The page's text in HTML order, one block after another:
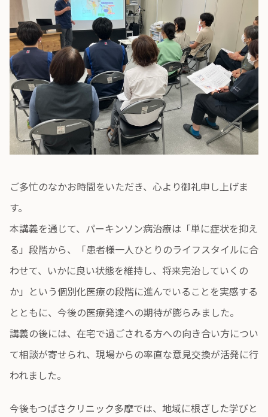
ご多忙のなかお時間をいただき、心より御礼申し上げま
す。
本講義を通じて、パーキンソン病治療は「単に症状を抑え
る」段階から、「患者様一人ひとりのライフスタイルに合
わせて、いかに良い状態を維持し、将来完治していくの
か」という個別化医療の段階に進んでいることを実感する
とともに、今後の医療発達への期待が膨らみました。
講義の後には、在宅で過ごされる方への向き合い方につい
て相談が寄せられ、現場からの率直な意見交換が活発に行
われました。
今後もつばさクリニック多摩では、地域に根ざした学びと